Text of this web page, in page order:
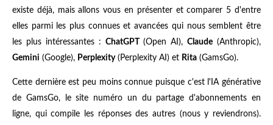
existe déjà, mais allons vous en présenter et comparer 5 d'entre
elles parmi les plus connues et avancées qui nous semblent être
les plus intéressantes : ChatGPT (Open AI),Claude (Anthropic),
Gemini (Google), Perplexity(Perplexity AI) et Rita (GamsGo).
Cette dernière est peu moins connue puisque c'est l'IA générative
de GamsGo, le site numéro un du partage d'abonnements en
ligne, qui compile les réponses des autres (nous y reviendrons).